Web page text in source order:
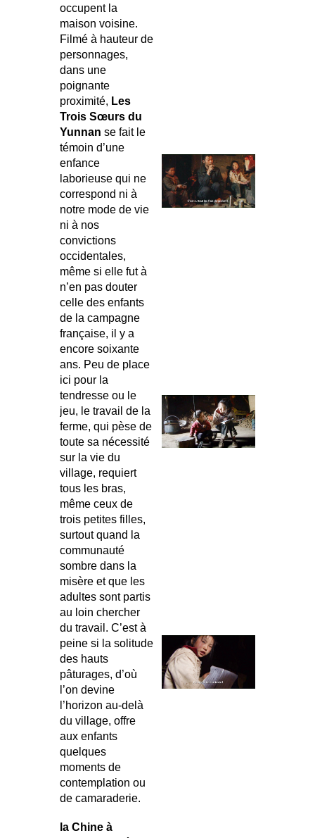
occupent la
maison voisine.
Filmé à hauteur de
personnages,
dans une
poignante
proximité, Les
Trois Sœurs du
Yunnan se fait le
témoin d’une
enfance
laborieuse qui ne
correspond ni à
notre mode de vie
ni à nos
convictions
occidentales,
même si elle fut à
n’en pas douter
celle des enfants
de la campagne
française, il y a
encore soixante
ans. Peu de place
ici pour la
tendresse ou le
jeu, le travail de la
ferme, qui pèse de
toute sa nécessité
sur la vie du
village, requiert
tous les bras,
même ceux de
trois petites filles,
surtout quand la
communauté
sombre dans la
misère et que les
adultes sont partis
au loin chercher
du travail. C’est à
peine si la solitude
des hauts
pâturages, d’où
l’on devine
l’horizon au-delà
du village, offre
aux enfants
quelques
moments de
contemplation ou
de camaraderie.
la Chine à